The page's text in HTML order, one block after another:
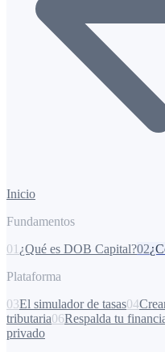
Inicio
Fundamentos
01 ¿Qué es DOB Capital?02
Plataforma
03El simulador de tasas04
tributaria06Respalda tu
privado